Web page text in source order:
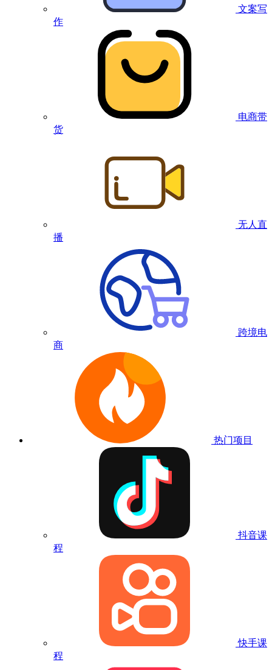
文案写
作
电商带
货
无人直
播
跨境电
商
热门项目
抖音课
程
快手课
程